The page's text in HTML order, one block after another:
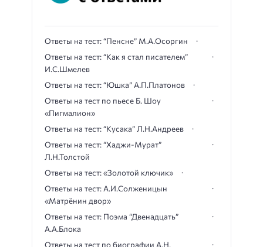
Ответы на тест: “Пенсне” М.А.Осоргин
Ответы на тест: “Как я стал писателем”
И.С.Шмелев
Ответы на тест: “Юшка” А.П.Платонов
Ответы на тест по пьесе Б. Шоу
«Пигмалион»
Ответы на тест: “Кусака” Л.Н.Андреев
Ответы на тест: “Хаджи-Мурат”
Л.Н.Толстой
Ответы на тест: «Золотой ключик»
Ответы на тест: А.И.Солженицын
«Матрёнин двор»
Ответы на тест: Поэма “Двенадцать”
А.А.Блока
Ответы на тест по биографии А.Н.